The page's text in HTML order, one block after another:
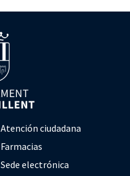
Atención ciudadana
Farmacias
Sede electrónica